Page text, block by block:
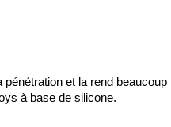
et la rend
à base de silicone.